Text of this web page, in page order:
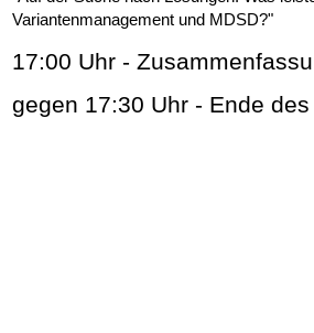
Variantenmanagement und MDSD?"
17:00 Uhr -
gegen 17:30 Uhr - Ende